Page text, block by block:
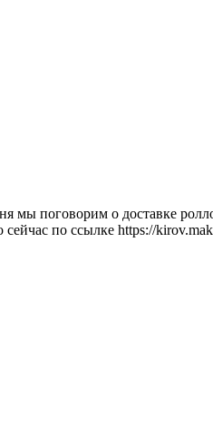
поговорим о доставке
по ссылке https://